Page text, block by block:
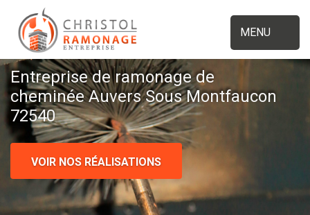
MENU
Entreprise de ramonage de
cheminée Auvers Sous Montfaucon
72540
VOIR NOS RÉALISATIONS